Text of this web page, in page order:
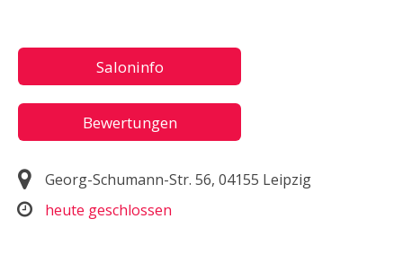
Saloninfo
Bewertungen
Georg-Schumann-Str. 56, 04155 Leipzig
heute geschlossen